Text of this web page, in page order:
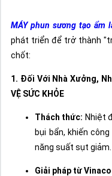
MÁY phun sương tạo ẩm
phát triển để trở thành
chốt:
1. Đối Với Nhà Xưởng,
VỆ SỨC KHỎE
Thách thức: Nhiệt
bụi bẩn, khiến
năng suất sụt giảm.
Giải pháp từ